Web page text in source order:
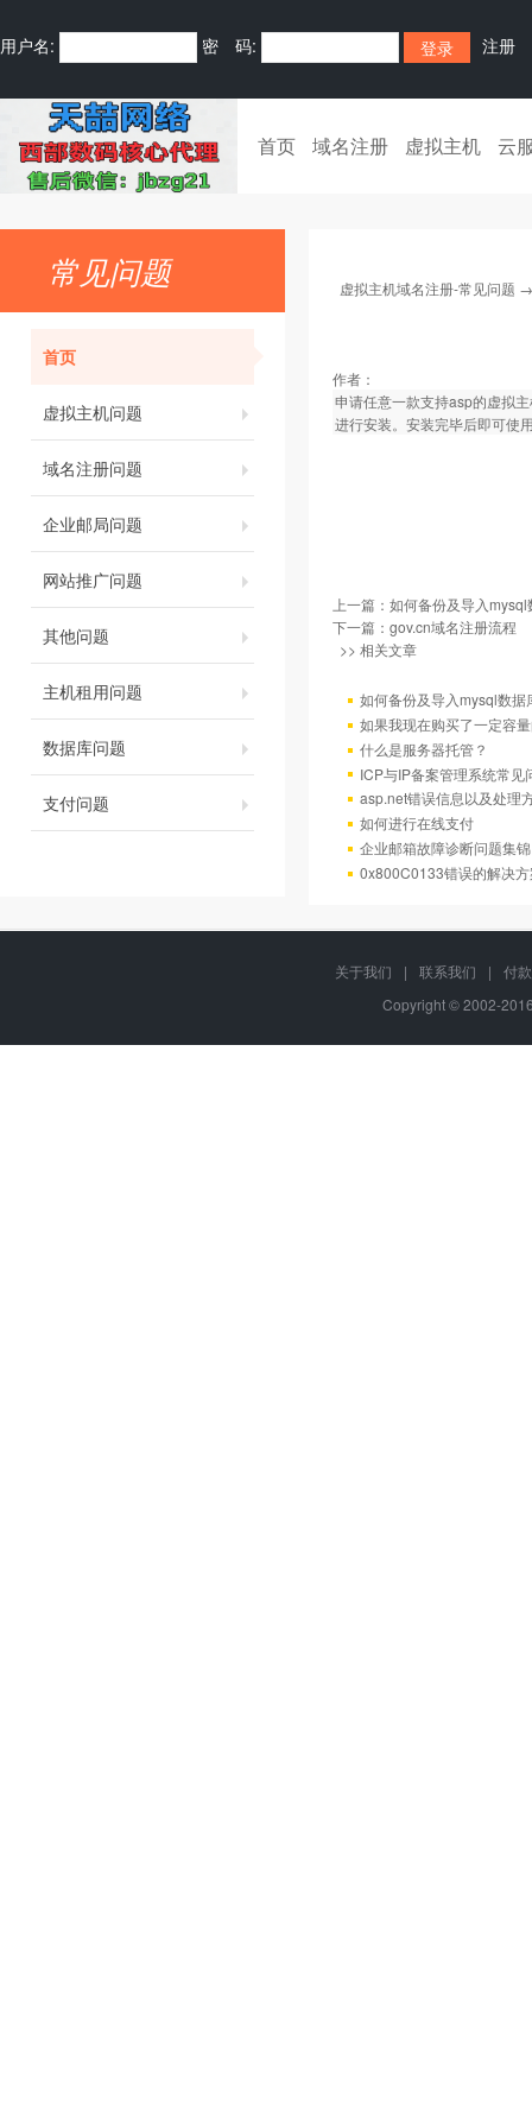
用户名: 密 码: 注册
首页 域名注册 虚拟主机 云
常见问题
首页
虚拟主机问题
域名注册问题
企业邮局问题
网站推广问题
其他问题
主机租用问题
数据库问题
支付问题
虚拟主机域名注册-常见问题
作者：
申请任意一款支持asp的虚拟
进行安装。安装完毕后即可使
上一篇： 如何备份及导入
下一篇： gov.cn域名注册流程
>> 相关文章
如何备份及导入mysql数据
如果我现在购买了一定容
什么是服务器托管？
ICP与IP备案管理系统常见
asp.net错误信息以及处理
如何进行在线支付
企业邮箱故障诊断问题集锦
0x800C0133错误的解决
关于我们 | 联系我们 |
付
Copyright © 2002-